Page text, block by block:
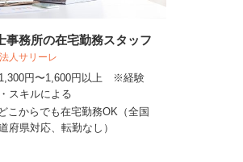
事務所の在宅勤務スタッフ
人サリーレ
円〜1,600円以上 ※経験
スキルによる
こからでも在宅勤務OK（全国
府県対応、転勤なし）